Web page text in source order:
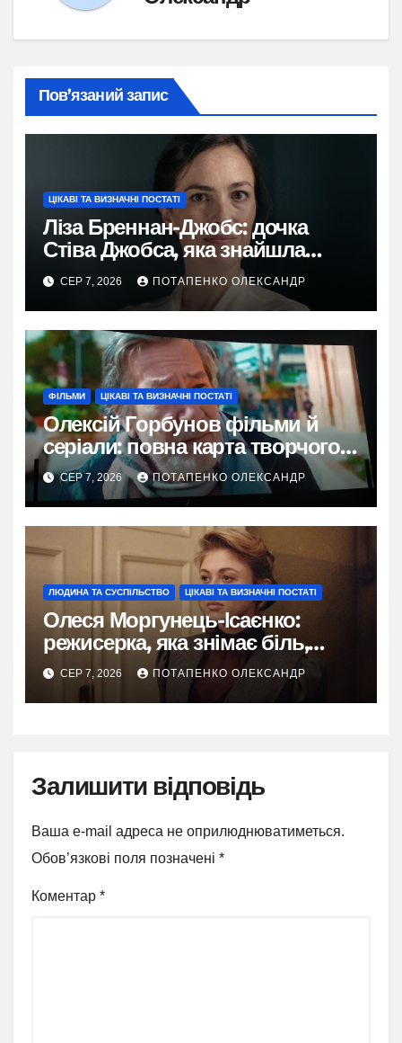
Пов’язаний запис
ЦІКАВІ ТА ВИЗНАЧНІ ПОСТАТІ
Ліза Бреннан-Джобс: дочка
Стіва Джобса, яка знайшла
власний голос
СЕР 7, 2026 ПОТАПЕНКО ОЛЕКСАНДР
ФІЛЬМИ ЦІКАВІ ТА ВИЗНАЧНІ ПОСТАТІ
Олексій Горбунов фільми й
серіали: повна карта творчого
шляху
СЕР 7, 2026 ПОТАПЕНКО ОЛЕКСАНДР
ЛЮДИНА ТА СУСПІЛЬСТВО ЦІКАВІ ТА ВИЗНАЧНІ ПОСТАТІ
Олеся Моргунець-Ісаєнко:
режисерка, яка знімає біль,
пам’ять і надію України
СЕР 7, 2026 ПОТАПЕНКО ОЛЕКСАНДР
Залишити відповідь
Ваша e-mail адреса не оприлюднюватиметься.
Обов’язкові поля позначені *
Коментар *